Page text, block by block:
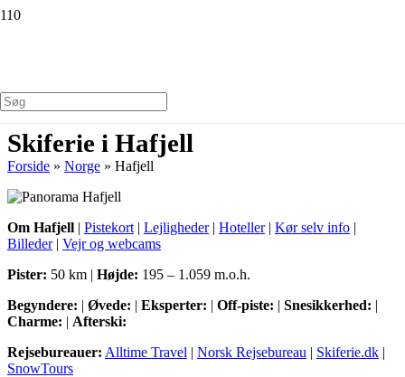
Skiferie i Hafjell
Forside » Norge » Hafjell
Om Hafjell | Pistekort | Lejligheder| Hoteller| Kør selv info |
Billeder| Vejr og webcams
Pister: 50 km | Højde: 195 – 1.059 m.o.h.
Begyndere: | Øvede: | Eksperter: | Off-piste: | Snesikkerhed: |
Charme: | Afterski:
Rejsebureauer: Alltime Travel | Norsk Rejsebureau | Skiferie.dk |
SnowTours